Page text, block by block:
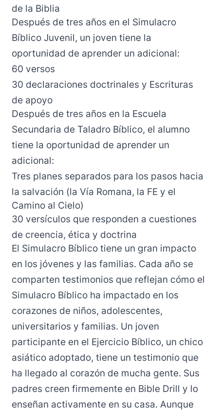
de la Biblia
Después de tres años en el Simulacro
Bíblico Juvenil, un joven tiene la
oportunidad de aprender un adicional:
60 versos
30 declaraciones doctrinales y Escrituras
de apoyo
Después de tres años en la Escuela
Secundaria de Taladro Bíblico, el alumno
tiene la oportunidad de aprender un
adicional:
Tres planes separados para los pasos hacia
la salvación (la Vía Romana, la FE y el
Camino al Cielo)
30 versículos que responden a cuestiones
de creencia, ética y doctrina
El Simulacro Bíblico tiene un gran impacto
en los jóvenes y las familias. Cada año se
comparten testimonios que reflejan cómo el
Simulacro Bíblico ha impactado en los
corazones de niños, adolescentes,
universitarios y familias. Un joven
participante en el Ejercicio Bíblico, un chico
asiático adoptado, tiene un testimonio que
ha llegado al corazón de mucha gente. Sus
padres creen firmemente en Bible Drill y lo
enseñan activamente en su casa. Aunque